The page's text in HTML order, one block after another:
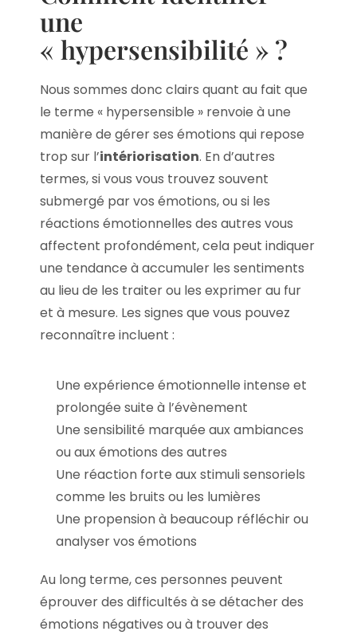
une
« hypersensibilité » ?
Nous sommes donc clairs quant au fait que
le terme « hypersensible » renvoie à une
manière de gérer ses émotions qui repose
trop sur l’intériorisation. En d’autres
termes, si vous vous trouvez souvent
submergé par vos émotions, ou si les
réactions émotionnelles des autres vous
affectent profondément, cela peut indiquer
une tendance à accumuler les sentiments
au lieu de les traiter ou les exprimer au fur
et à mesure. Les signes que vous pouvez
reconnaître incluent :
Une expérience émotionnelle intense et
prolongée suite à l’évènement
Une sensibilité marquée aux ambiances
ou aux émotions des autres
Une réaction forte aux stimuli sensoriels
comme les bruits ou les lumières
Une propension à beaucoup réfléchir ou
analyser vos émotions
Au long terme, ces personnes peuvent
éprouver des difficultés à se détacher des
émotions négatives ou à trouver des